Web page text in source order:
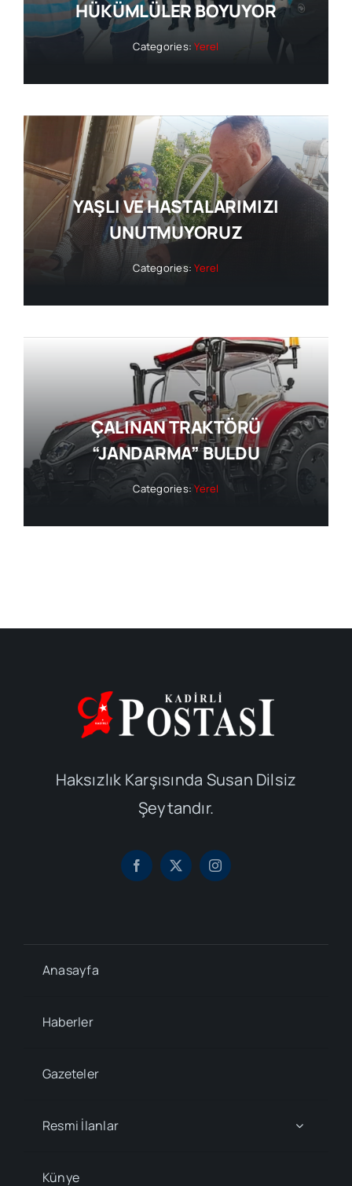
HÜKÜMLÜLER BOYUYOR
Categories:Yerel
YAŞLI VE HASTALARIMIZI
UNUTMUYORUZ
Categories:Yerel
ÇALINAN TRAKTÖRÜ
“JANDARMA” BULDU
Categories:Yerel
Haksızlık Karşısında Susan Dilsiz
Şeytandır.
Anasayfa
Haberler
Gazeteler
Resmi İlanlar
Künye